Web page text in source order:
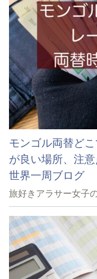
モンゴル両替ど
が良い場所、注
世界一周ブログ
旅好きアラサー女子